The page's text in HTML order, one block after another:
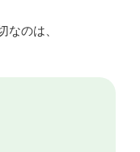
なのは、